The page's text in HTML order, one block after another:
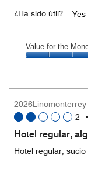
¿Ha sido útil? Yes
Value for the
5
out
of
2026Linomonterrey
2
Hotel regular,
Hotel regular,